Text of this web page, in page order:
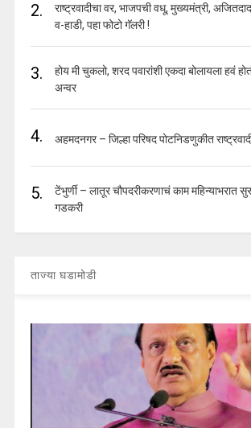
2.
राष्ट्रवादीचा वर, भाजपची वधू, मुख्यमंत्री,
व-हाडी, पहा फोटो गॅलरी !
3.
होय मी चुकलो, शरद पवारांशी एकदा बोलायला हवं
अन्वर
4. अहमदनगर – जिल्हा परिषद पोटनिडणुकीत
5.
टेंभुर्णी – लातूर चौपदरीकरणाचं काम महिन्याभरात
गडकरी
ताज्या घडामोडी